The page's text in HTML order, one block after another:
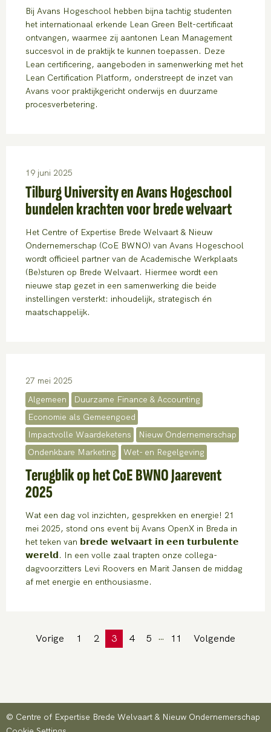
Bij Avans Hogeschool hebben bijna tachtig studenten
het internationaal erkende Lean Green Belt-certificaat
ontvangen, waarmee zij aantonen Lean Management
succesvol in de praktijk te kunnen toepassen. Deze
Lean certificering, aangeboden in samenwerking met het
Lean Certification Platform, onderstreept de inzet van
Avans voor praktijkgericht onderwijs en duurzame
procesverbetering.
19 juni 2025
Tilburg University en Avans Hogeschool
bundelen krachten voor brede welvaart
Het Centre of Expertise Brede Welvaart & Nieuw
Ondernemerschap (CoE BWNO) van Avans Hogeschool
wordt officieel partner van de Academische Werkplaats
(Be)sturen op Brede Welvaart. Hiermee wordt een
nieuwe stap gezet in een samenwerking die beide
instellingen versterkt: inhoudelijk, strategisch én
maatschappelijk.
27 mei 2025
Algemeen
Duurzame Finance & Accounting
Economie als Gemeengoed
Impactvolle Waardeketens
Nieuw Ondernemerschap
Ondenkbare Marketing
Wet- en Regelgeving
Terugblik op het CoE BWNO Jaarevent
2025
Wat een dag vol inzichten, gesprekken en energie! 21
mei 2025, stond ons event bij Avans OpenX in Breda in
het teken van 𝗯𝗿𝗲𝗱𝗲 𝘄𝗲𝗹𝘃𝗮𝗮𝗿𝘁 𝗶𝗻 𝗲𝗲𝗻 𝘁𝘂𝗿𝗯𝘂𝗹𝗲𝗻𝘁𝗲
𝘄𝗲𝗿𝗲𝗹𝗱. In een volle zaal trapten onze collega-
dagvoorzitters Levi Roovers en Marit Jansen de middag
af met energie en enthousiasme.
Vorige 1 2 3 4 5 … 11 Volgende
© Centre of Expertise Brede Welvaart & Nieuw Ondernemerschap